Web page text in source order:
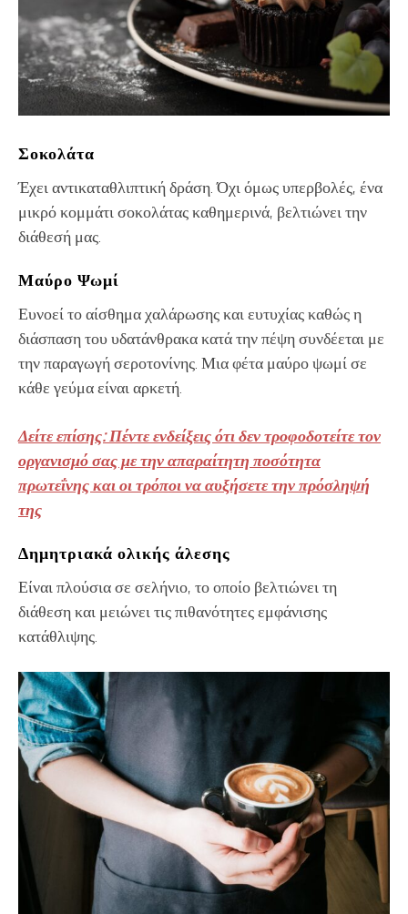
Σοκολάτα
Έχει αντικαταθλιπτική δράση. Όχι όμως υπερβολές, ένα
μικρό κομμάτι σοκολάτας καθημερινά, βελτιώνει την
διάθεσή μας.
Μαύρο Ψωμί
Ευνοεί το αίσθημα χαλάρωσης και ευτυχίας καθώς η
διάσπαση του υδατάνθρακα κατά την πέψη συνδέεται με
την παραγωγή σεροτονίνης. Μια φέτα μαύρο ψωμί σε
κάθε γεύμα είναι αρκετή.
Δείτε επίσης: Πέντε ενδείξεις ότι δεν τροφοδοτείτε τον
οργανισμό σας με την απαραίτητη ποσότητα
πρωτεΐνης και οι τρόποι να αυξήσετε την πρόσληψή
της
Δημητριακά ολικής άλεσης
Είναι πλούσια σε σελήνιο, το οποίο βελτιώνει τη
διάθεση και μειώνει τις πιθανότητες εμφάνισης
κατάθλιψης.